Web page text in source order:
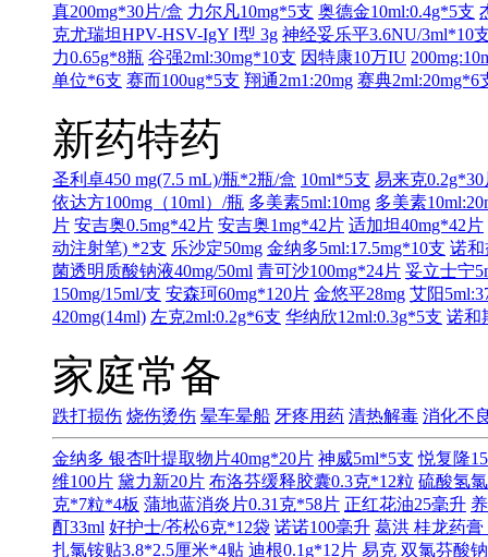
真200mg*30片/盒 力尔凡10mg*5支 奥德金10ml:0.4g*5支
克尤瑞坦HPV-HSV-IgY Ⅰ型 3g 神经妥乐平3.6NU/3ml*10
力0.65g*8瓶 谷强2ml:30mg*10支 因特康10万IU
单位*6支 赛而100ug*5支 翔通2m1:20mg 赛典2ml:20mg*6
新药特药
圣利卓450 mg(7.5 mL)/瓶*2瓶/盒 10ml*5支 易来克0.2g*30
依达方100mg（10ml）/瓶 多美素5ml:10mg 多美素
片 安吉奥0.5mg*42片 安吉奥1mg*42片 适加坦40mg*42片
动注射笔) *2支 乐沙定50mg 金纳多5ml:17.5mg*10支 诺和
菌透明质酸钠液40mg/50ml 青可沙100mg*24片 妥立士宁
150mg/15ml/支 安森珂60mg*120片 金悠平28mg 艾阳
420mg(14ml) 左克2ml:0.2g*6支 华纳欣12ml:0.3g*5支 诺和
家庭常备
跌打损伤 烧伤烫伤 晕车晕船 牙疼用药 清热解毒 消化不
金纳多 银杏叶提取物片40mg*20片 神威5ml*5支 悦复隆
维100片 黛力新20片 布洛芬缓释胶囊0.3克*12粒 硫酸氢
克*7粒*4板 蒲地蓝消炎片0.31克*58片 正红花油25毫升
酊33ml 好护士/苍松6克*12袋 诺诺100毫升 葛洪 桂龙药膏
扎氯铵贴3.8*2.5厘米*4贴 迪根0.1g*12片 易克 双氯芬酸